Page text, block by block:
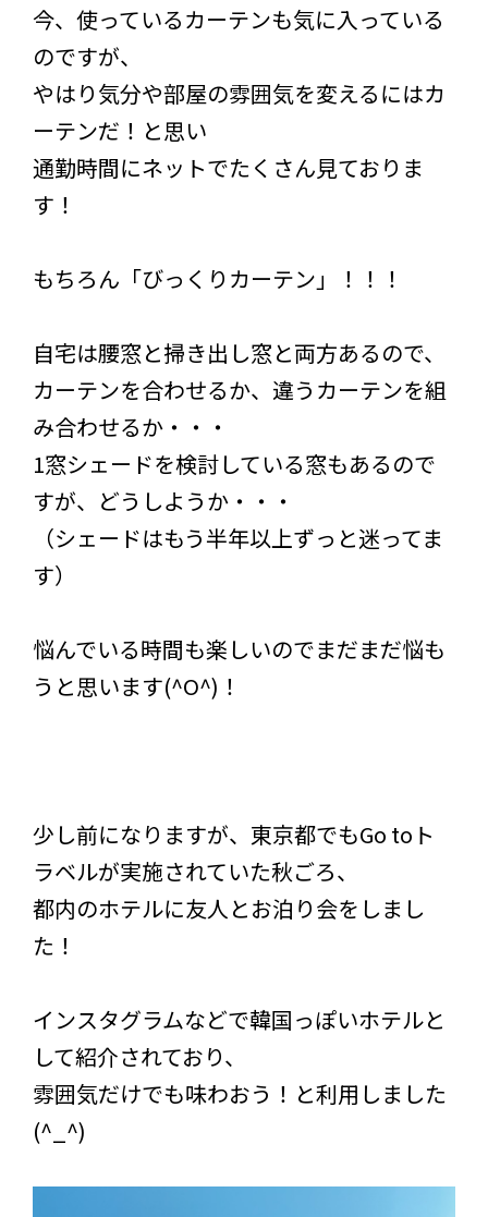
今、使っているカーテンも気に入っている
のですが、
やはり気分や部屋の雰囲気を変えるにはカ
ーテンだ！と思い
通勤時間にネットでたくさん見ておりま
す！
もちろん「びっくりカーテン」！！！
自宅は腰窓と掃き出し窓と両方あるので、
カーテンを合わせるか、違うカーテンを組
み合わせるか・・・
1窓シェードを検討している窓もあるので
すが、どうしようか・・・
（シェードはもう半年以上ずっと迷ってま
す）
悩んでいる時間も楽しいのでまだまだ悩も
うと思います(^O^)！
少し前になりますが、東京都でもGo toト
ラベルが実施されていた秋ごろ、
都内のホテルに友人とお泊り会をしまし
た！
インスタグラムなどで韓国っぽいホテルと
して紹介されており、
雰囲気だけでも味わおう！と利用しました
(^_^)